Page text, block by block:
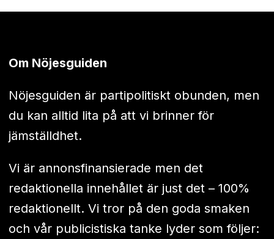
Om Nöjesguiden
Nöjesguiden är partipolitiskt obunden, men
du kan alltid lita på att vi brinner för
jämställdhet.
Vi är annonsfinansierade men det
redaktionella innehållet är just det – 100%
redaktionellt. Vi tror på den goda smaken
och vår publicistiska tanke lyder som följer: